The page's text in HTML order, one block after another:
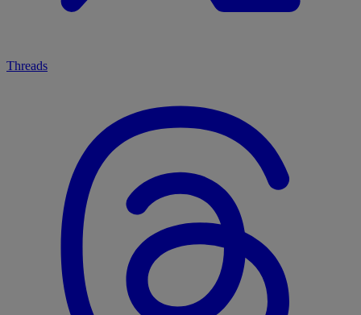
Threads